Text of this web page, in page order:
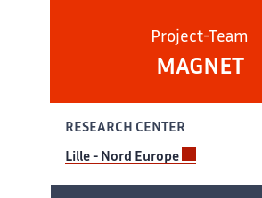
Project-Team
MAGNET
RESEARCH CENTER
Lille - Nord Europe